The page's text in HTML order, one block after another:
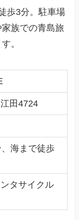
歩3分。駐車場
族での青島旅
。
田4724
海まで徒歩
タサイクル